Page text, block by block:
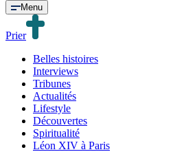
Menu
Prier
Belles histoires
Interviews
Tribunes
Actualités
Lifestyle
Découvertes
Spiritualité
Léon XIV à Paris